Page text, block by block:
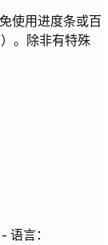
使用进度条或百
。除非有特殊
言：